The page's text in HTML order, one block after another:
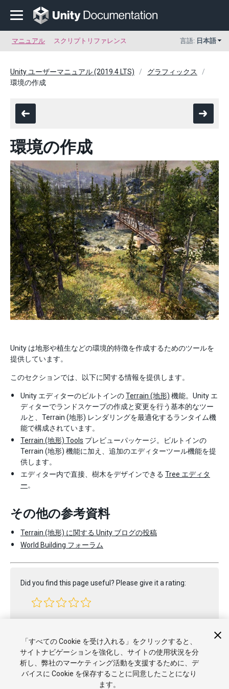
マニュアル スクリプトリファレンス 言語: 日本語
Unity ユーザーマニュアル (2019.4 LTS)
グラフィックス
環境の作成
環境の作成
Unity は地形や植生などの環境的特徴を作成するためのツールを
提供しています。
このセクションでは、以下に関する情報を提供します。
Unity エディターのビルトインのTerrain (地形) 機能。Unity エ
ディターでランドスケープの作成と変更を行う基本的なツー
ルと、Terrain (地形) レンダリングを最適化するランタイム機
能で構成されています。
Terrain (地形) Tools プレビューパッケージ。ビルトインの
Terrain (地形) 機能に加え、追加のエディターツール機能を提
供します。
エディター内で直接、樹木をデザインできる Tree エディタ
ー。
その他の参考資料
Terrain (地形) に関する Unity ブログの投稿
World Building フォーラム
Did you find this page useful? Please give it a rating:
「すべての Cookie を受け入れる」をクリックすると、
サイトナビゲーションを強化し、サイトの使用状況を分
析し、弊社のマーケティング活動を支援するために、デ
バイスに Cookie を保存することに同意したことになり
ます。